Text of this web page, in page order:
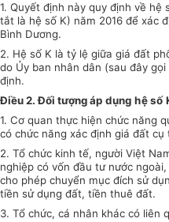
1. Quyết định này quy định về
tắt là hệ số K) năm 2016 để xác
Bình Dương.
2. Hệ số K là tỷ lệ giữa giá đất
do Ủy ban nhân dân (sau đây
định.
Điều 2. Đối tượngáp dụng hệ số
1. Cơ quan thực hiện chức năng
có chức năng xác định giá đất cụ
2. Tổ chức kinh tế, người Việt
nghiệp có vốn đầu tư nước
cho phép chuyển mục đích sử
tiền sử dụng đất, tiền thuê đất.
3. Tổ chức, cá nhân khác có liên